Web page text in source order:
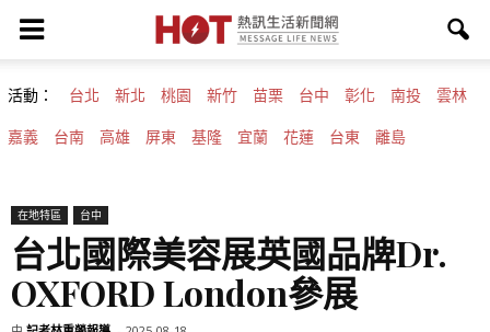
活動： 台北 新北 桃園 新竹 苗栗 台中 彰化 南投 雲林
嘉義 台南 高雄 屏東 基隆 宜蘭 花蓮 台東 離島
在地特區 台中
台北國際美容展英國品牌Dr.
OXFORD London參展